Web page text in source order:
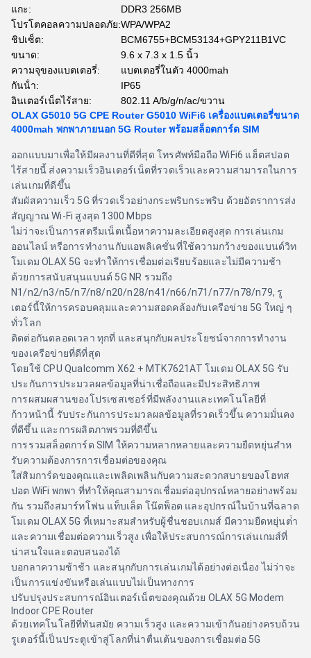
แกะ:
DDR3 256MB
โปรโตคอลความปลอดภัย:WPA/WPA2
ชิปเซ็ต:
BCM6755+BCM53134+GPY211B1VC
ขนาด:
9.6 x 7.3 x 1.5 นิ้ว
ความจุของแบตเตอรี่:
แบตเตอรี่ในตัว 4000mah
กันน้ํา:
IP65
อินเตอร์เน็ตไร้สาย:
802.11 A/b/g/n/ac/ขวาน
OLAX G5010 5G CPE Router G5010 WiFi6 เครื่องแบตเตอรี่ขนาด
4000mah พกพาภายนอก 5G Router พร้อมสล็อตการ์ด SIM
ออกแบบมาเพื่อให้มีผลงานที่ดีที่สุด โทรศัพท์มือถือ WiFi6 แฮ็ตสปอต
ไร้สายนี้ ส่งความเร็วอินเตอร์เน็ตที่รวดเร็วและความสามารถในการ
เล่นเกมที่ดีขึ้น
สัมผัสความเร็ว 5G ที่รวดเร็วอย่างกระพริบกระพริบ ด้วยอัตราการส่ง
สัญญาณ Wi-Fi สูงสุด 1300 Mbps
ไม่ว่าจะเป็นการสตรีมเน็ตเนื้อหาความละเอียดสูงสุด การเล่นเกม
ออนไลน์ หรือการทํางานกับแอพลิเคชั่นที่ใช้ความกว้างของแบนด์วิท
โมเดม OLAX 5G จะทําให้การเชื่อมต่อเรียบร้อยและไม่มีความช้า
ด้วยการสนับสนุนแบนด์ 5G NR รวมถึง
N1/n2/n3/n5/n7/n8/n20/n28/n41/n66/n71/n77/n78/n79, รู
เตอร์นี้ให้การครอบคลุมและความสอดคล้องกับเครือข่าย 5G ใหญ่ ๆ
ทั่วโลก
ติดต่อกันตลอดเวลา ทุกที่ และสนุกกับผลประโยชน์จากการทํางาน
ของเครือข่ายที่ดีที่สุด
โดยใช้ CPU Qualcomm X62 + MTK7621AT โมเดม OLAX 5G รับ
ประกันการประมวลผลข้อมูลที่น่าเชื่อถือและมีประสิทธิภาพ
การผสมผสานของโปรเซสเซอร์ที่มีพลังงานและเทคโนโลยีที่
ก้าวหน้านี้ รับประกันการประมวลผลข้อมูลที่รวดเร็วขึ้น ความมั่นคง
ที่ดีขึ้น และการผลิตภาพรวมที่ดีขึ้น
การรวมสล็อตการ์ด SIM ให้ความหลากหลายและความยืดหยุ่นสําห
รับความต้องการการเชื่อมต่อของคุณ
ใส่สิมการ์ดของคุณและเพลิดเพลินกับความสะดวกสบายของโฮทส
ปอต WiFi พกพา ที่ทําให้คุณสามารถเชื่อมต่ออุปกรณ์หลายอย่างพร้อม
กัน รวมถึงสมาร์ทโฟน แท็บเล็ต โน๊ตพ็อต และอุปกรณ์ในบ้านที่ฉลาด
โมเดม OLAX 5G ที่เหมาะสมสําหรับผู้ชื่นชอบเกมส์ มีความยืดหยุ่นต่ํา
และความเชื่อมต่อความเร็วสูง เพื่อให้ประสบการณ์การเล่นเกมส์ที่
น่าสนใจและตอบสนองได้
บอกลาความช้าช้า และสนุกกับการเล่นเกมได้อย่างต่อเนื่อง ไม่ว่าจะ
เป็นการแข่งขันหรือเล่นแบบไม่เป็นทางการ
ปรับปรุงประสบการณ์อินเตอร์เน็ตของคุณด้วย OLAX 5G Modem
Indoor CPE Router
ด้วยเทคโนโลยีที่ทันสมัย ความเร็วสูง และความเข้ากันอย่างครบถ้วน
รูเตอร์นี้เป็นประตูเข้าสู่โลกที่น่าตื่นเต้นของการเชื่อมต่อ 5G